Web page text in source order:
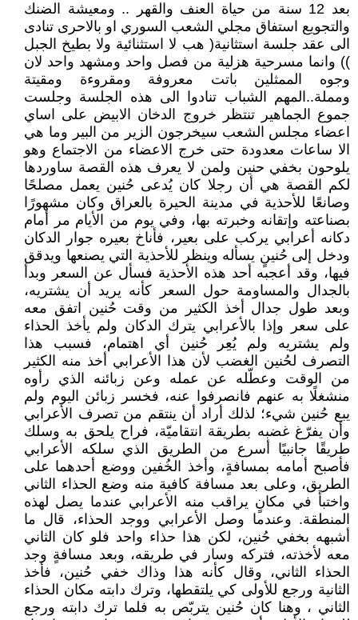
بعد 12 سنة من حياة العنف والقهر .. ومعيشة الضنك
والتجويع استفاق مجلي الشعب السوري او بالاحرى تنادى
الى عقد جلسة استثانية( هب لا استثنائية ولا بطيخ الجبل
)) وانما مسرحية هزلية من فصل واحد ومشهد واحد لان
وجوه الممثلين باتت معروفة ومقروءة ومقيتة
ومملة..المهم الشباب تنادوا الى هذه الجلسة وجلست
جموع الجماهير تنتظر خروج الدخان الابيض على اساي
اعضاء مجلس الشعب سيخرجون الزير من البير وما هي
الا ساعات معدودة حتى خرج الاعضاء من الاجتماع وهو
يلوحون بخفي حنين ولمن لا يعرف هذه القصة ساوردها
لكم القصة هي أن رجلا كان يُدعى حُنين يعمل مصلحًا
وصانعًا للأحذية في مدينة الحيرة بالعراق وكان مشهورًا
بصناعته وإتقانه وخبرته بها، وفي يوم من الأيام مر أمام
دكانه أعرابي يركب على بعير، فأناخ بعيره جوار الدكان
ودخل إلى حُنينٍ يسأله وينظر للأحذية التي يصنعها ويدقق
فيها، وقد أعجبه أحد هذه الأحذية فسأل عن السعر وبدأ
بالجدال والمساومة حول السعر كأنه يريد أن يشتريه،
وبعد طول جدال أخذ الكثير من وقت حُنين اتفق معه
على سعر وإذا بالأعرابي يترك الدكان ولم يأخذ الحذاء
ولم يشتريه ولم يُعِر حُنين أي اهتمام، فسبب هذا
التصرف لحُنين الغضب لأن هذا الأعرابي أخذ منه الكثير
من الوقت وعطّله عن عمله وعن زبائنه الذي رأوه
منشغلًا به عنهم فانصرفوا عنه، فخسر زبائن اليوم ولم
يبع حُنين شيء؛ لذلك أراد أن ينتقم من تصرف الأعرابي
وأن يفرّغ غضبه بطريقة انتقاميّة، فراح يلحق به وسلك
طريقًا جانبيًا أسرع من الطريق الذي سلكه الأعرابي
فأصبح أمامه بمسافةٍ، وأخذ الخُفين ووضع أحدهما على
الطريق، وعلى بعد مسافة كافية منه وضع الحذاء الثاني
واختبأ في مكانٍ يراقب منه الأعرابي عندما يصل لهذه
المنطقة. وعندما وصل الأعرابي ووجد الحذاء، قال ما
أشبهه بخفي حُنين، لكن هذا حذاء واحد فلو كان الثاني
معه لأخذته، فتركه وسار في طريقه، وبعد مسافةٍ وجد
الحذاء الثاني، وقال كأنه هذا وذاك خفي حُنين، فأخذ
الثانية ورجع للأولى كي يلتقطها، وترك دابته مكان الحذاء
الثاني ، وهنا كان حُنين يتربّص به فلما ترك دابته ورجع